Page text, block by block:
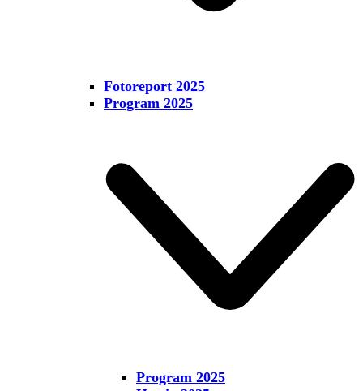
Fotoreport 2025
Program 2025
Program 2025